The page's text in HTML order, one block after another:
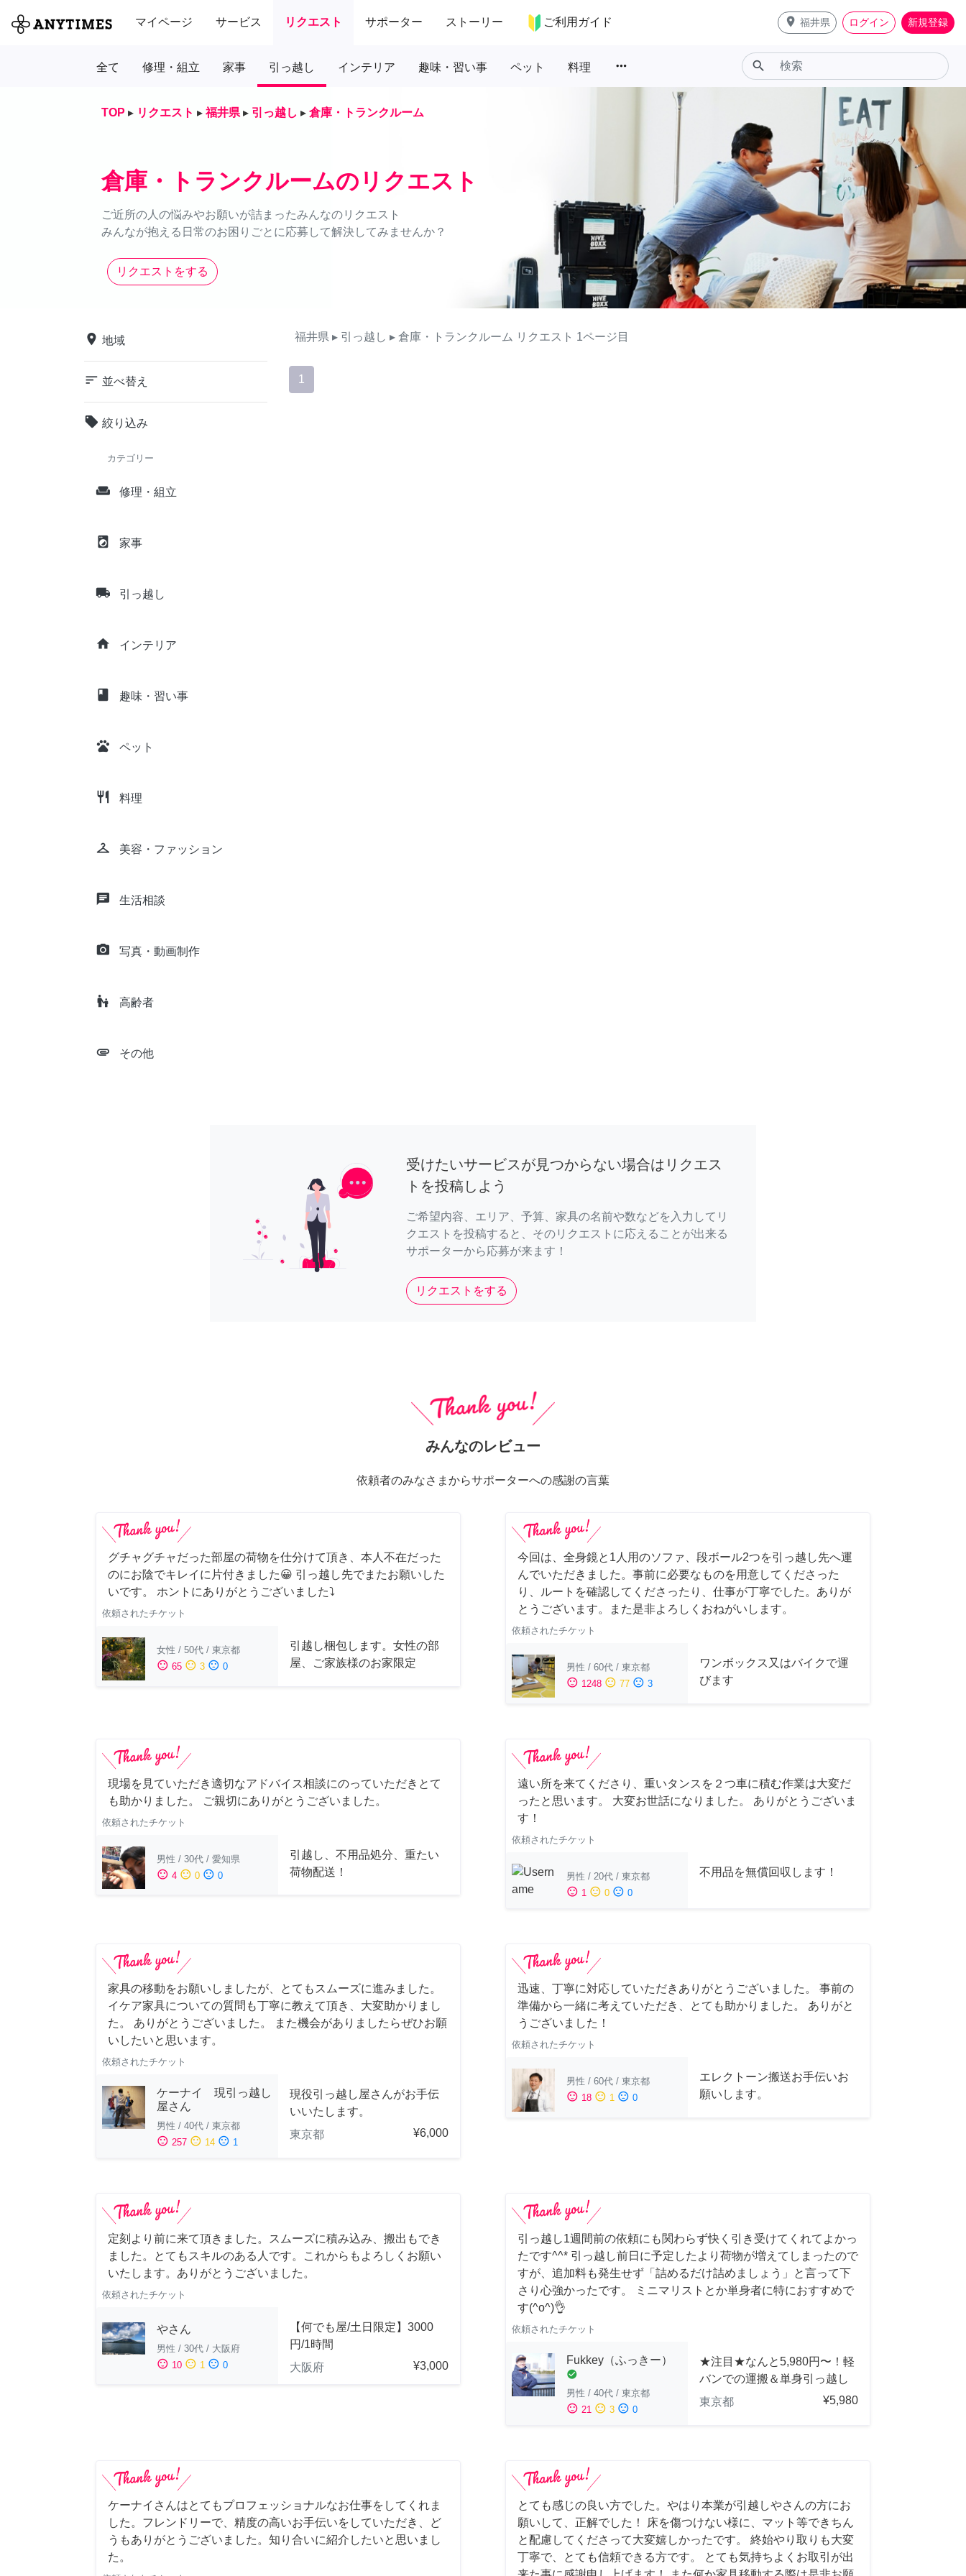
マイページ サービス リクエスト サポーター ストーリー ご利用ガイド place 福井県 ログイン 新規登録
全て 修理・組立 家事 引っ越し インテリア 趣味・習い事 ペット 料理 more_horiz search
TOP ▸ リクエスト ▸ 福井県 ▸ 引っ越し ▸ 倉庫・トランクルーム
倉庫・トランクルームのリクエスト
ご近所の人の悩みやお願いが詰まったみんなのリクエスト
みんなが抱える日常のお困りごとに応募して解決してみませんか？
リクエストをする
place 地域
sort 並べ替え
local_offer 絞り込み
カテゴリー
weekend 修理・組立
local_laundry_service 家事
local_shipping 引っ越し
home インテリア
class 趣味・習い事
pets ペット
restaurant 料理
checkroom 美容・ファッション
chat 生活相談
camera_alt 写真・動画制作
escalator_warning 高齢者
attachment その他
福井県 ▸ 引っ越し ▸ 倉庫・トランクルーム リクエスト 1ページ目
1
受けたいサービスが見つからない場合はリクエス
トを投稿しよう
ご希望内容、エリア、予算、家具の名前や数などを入力してリ
クエストを投稿すると、そのリクエストに応えることが出来る
サポーターから応募が来ます！
リクエストをする
みんなのレビュー
依頼者のみなさまからサポーターへの感謝の言葉
グチャグチャだった部屋の荷物を仕分けて頂き、本人不在だった
のにお陰でキレイに片付きました😀 引っ越し先でまたお願いした
いです。 ホントにありがとうございました⤵
依頼されたチケット
女性 / 50代 / 東京都
sentiment_satisfied 65 sentiment_neutral 3 sentiment_dissatisfied 0
引越し梱包します。女性の部
屋、ご家族様のお家限定
今回は、全身鏡と1人用のソファ、段ボール2つを引っ越し先へ運
んでいただきました。事前に必要なものを用意してくださった
り、ルートを確認してくださったり、仕事が丁寧でした。ありが
とうございます。また是非よろしくおねがいします。
依頼されたチケット
男性 / 60代 / 東京都
sentiment_satisfied 1248 sentiment_neutral 77 sentiment_dissatisfied 3
ワンボックス又はバイクで運
びます
現場を見ていただき適切なアドバイス相談にのっていただきとて
も助かりました。 ご親切にありがとうございました。
依頼されたチケット
男性 / 30代 / 愛知県
sentiment_satisfied 4 sentiment_neutral 0 sentiment_dissatisfied 0
引越し、不用品処分、重たい
荷物配送！
遠い所を来てくださり、重いタンスを２つ車に積む作業は大変だ
ったと思います。 大変お世話になりました。 ありがとうございま
す！
依頼されたチケット
男性 / 20代 / 東京都
sentiment_satisfied 1 sentiment_neutral 0 sentiment_dissatisfied 0
不用品を無償回収します！
家具の移動をお願いしましたが、とてもスムーズに進みました。
イケア家具についての質問も丁寧に教えて頂き、大変助かりまし
た。 ありがとうございました。 また機会がありましたらぜひお願
いしたいと思います。
依頼されたチケット
ケーナイ 現引っ越し
屋さん
男性 / 40代 / 東京都
sentiment_satisfied 257 sentiment_neutral 14 sentiment_dissatisfied 1
現役引っ越し屋さんがお手伝
いいたします。
東京都
¥6,000
迅速、丁寧に対応していただきありがとうございました。 事前の
準備から一緒に考えていただき、とても助かりました。 ありがと
うございました！
依頼されたチケット
男性 / 60代 / 東京都
sentiment_satisfied 18 sentiment_neutral 1 sentiment_dissatisfied 0
エレクトーン搬送お手伝いお
願いします。
定刻より前に来て頂きました。スムーズに積み込み、搬出もでき
ました。とてもスキルのある人です。これからもよろしくお願い
いたします。ありがとうございました。
依頼されたチケット
やさん
男性 / 30代 / 大阪府
sentiment_satisfied 10 sentiment_neutral 1 sentiment_dissatisfied 0
【何でも屋/土日限定】3000
円/1時間
大阪府
¥3,000
引っ越し1週間前の依頼にも関わらず快く引き受けてくれてよかっ
たです^^* 引っ越し前日に予定したより荷物が増えてしまったので
すが、追加料も発生せず「詰めるだけ詰めましょう」と言って下
さり心強かったです。 ミニマリストとか単身者に特におすすめで
す(^o^)👌
依頼されたチケット
Fukkey（ふっきー）
check_circle
男性 / 40代 / 東京都
sentiment_satisfied 21 sentiment_neutral 3 sentiment_dissatisfied 0
★注目★なんと5,980円〜！軽
バンでの運搬＆単身引っ越し
東京都
¥5,980
ケーナイさんはとてもプロフェッショナルなお仕事をしてくれま
した。フレンドリーで、精度の高いお手伝いをしていただき、ど
うもありがとうございました。知り合いに紹介したいと思いまし
た。
とても感じの良い方でした。やはり本業が引越しやさんの方にお
願いして、正解でした！ 床を傷つけない様に、マット等できちん
と配慮してくださって大変嬉しかったです。 終始やり取りも大変
丁寧で、とても信頼できる方です。 とても気持ちよくお取引が出